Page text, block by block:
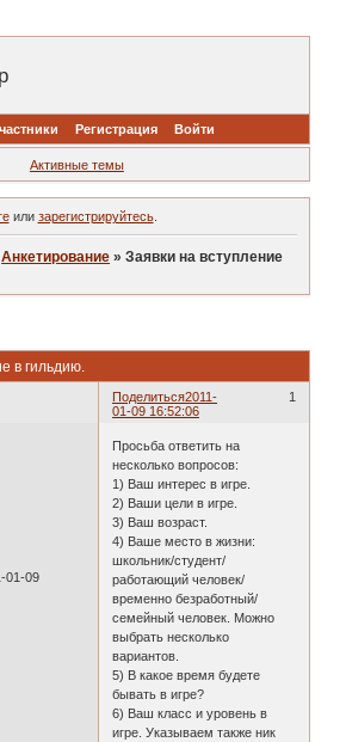
Регистрация Войти
Активные темы
или зарегистрируйтесь.
Анкетирование »Заявки на вступление
в гильдию.
Поделиться 1
2011-
01-09 16:52:06
01-09
Просьба ответить на
несколько вопросов:
1) Ваш интерес в игре.
2) Ваши цели в игре.
3) Ваш возраст.
4) Ваше место в жизни:
школьник/студент/
работающий человек/
временно безработный/
семейный человек. Можно
выбрать несколько
вариантов.
5) В какое время будете
бывать в игре?
6) Ваш класс и уровень в
игре. Указываем также ник